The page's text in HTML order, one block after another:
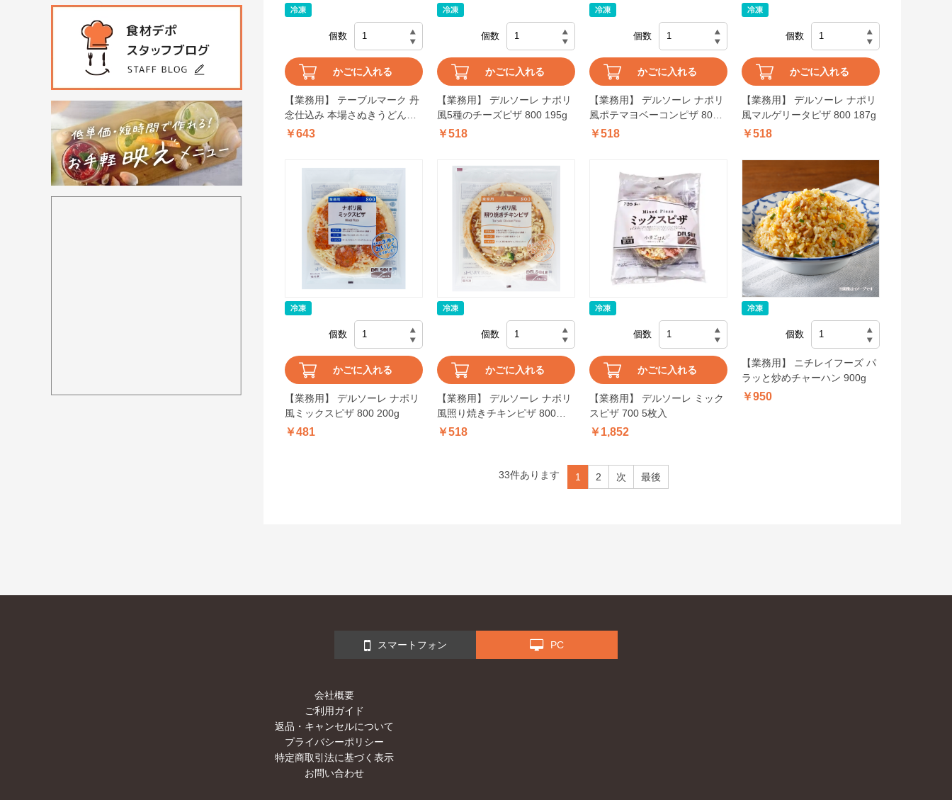
【業務用】 テーブルマーク 丹
念仕込み 本場さぬきうどん
（250g×5）
￥643
個数
かごに入れる
【業務用】 デルソーレ ナポリ
風5種のチーズピザ 800 195g
￥518
個数
かごに入れる
【業務用】 デルソーレ ナポリ
風ポテマヨベーコンピザ 800
220g
￥518
個数
かごに入れる
【業務用】 デルソーレ ナポリ
風マルゲリータピザ 800 187g
￥518
個数
かごに入れる
【業務用】 デルソーレ ナポリ
風ミックスピザ 800 200g
￥481
個数
かごに入れる
【業務用】 デルソーレ ナポリ
風照り焼きチキンピザ 800
194g
￥518
個数
かごに入れる
【業務用】 デルソーレ ミック
スピザ 700 5枚入
￥1,852
個数
かごに入れる
【業務用】 ニチレイフーズ パ
ラッと炒めチャーハン 900g
￥950
個数
33件あります 1 2 次 最後
スマートフォン PC
会社概要
ご利用ガイド
返品・キャンセルについて
プライバシーポリシー
特定商取引法に基づく表示
お問い合わせ